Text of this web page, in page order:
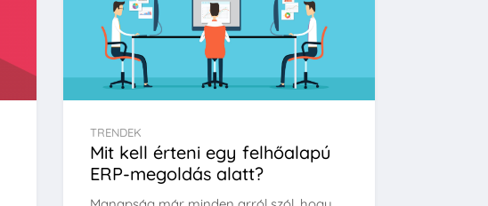
TRENDEK
Mit kell érteni egy felhőalapú
ERP-megoldás alatt?